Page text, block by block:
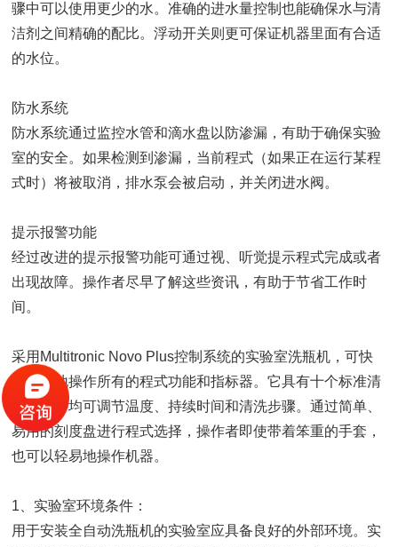
骤中可以使用更少的水。准确的进水量控制也能确保水与清
洁剂之间精确的配比。浮动开关则更可保证机器里面有合适
的水位。
防水系统
防水系统通过监控水管和滴水盘以防渗漏，有助于确保实验
室的安全。如果检测到渗漏，当前程式（如果正在运行某程
式时）将被取消，排水泵会被启动，并关闭进水阀。
提示报警功能
经过改进的提示报警功能可通过视、听觉提示程式完成或者
出现故障。操作者尽早了解这些资讯，有助于节省工作时
间。
采用Multitronic Novo Plus控制系统的实验室洗瓶机，可快
速便捷地操作所有的程式功能和指标器。它具有十个标准清
洗程式，均可调节温度、持续时间和清洗步骤。通过简单、
易用的刻度盘进行程式选择，操作者即使带着笨重的手套，
也可以轻易地操作机器。
1、实验室环境条件：
用于安装全自动洗瓶机的实验室应具备良好的外部环境。实